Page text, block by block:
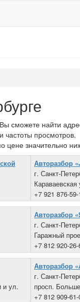
найти
частоты просмотров.
цене значительно
Авторазбор
г. Санкт-
+7 921 876-
Авторазбор
г. Санкт-
Гаражный
+7 812 920-
и ул.
Авторазбор
г. Санкт-
просп.
+7 812 909-61-